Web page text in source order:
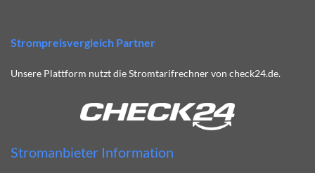
Strompreisvergleich Partner
Unsere Plattform nutzt die Stromtarifrechner von check24.de.
Stromanbieter Information